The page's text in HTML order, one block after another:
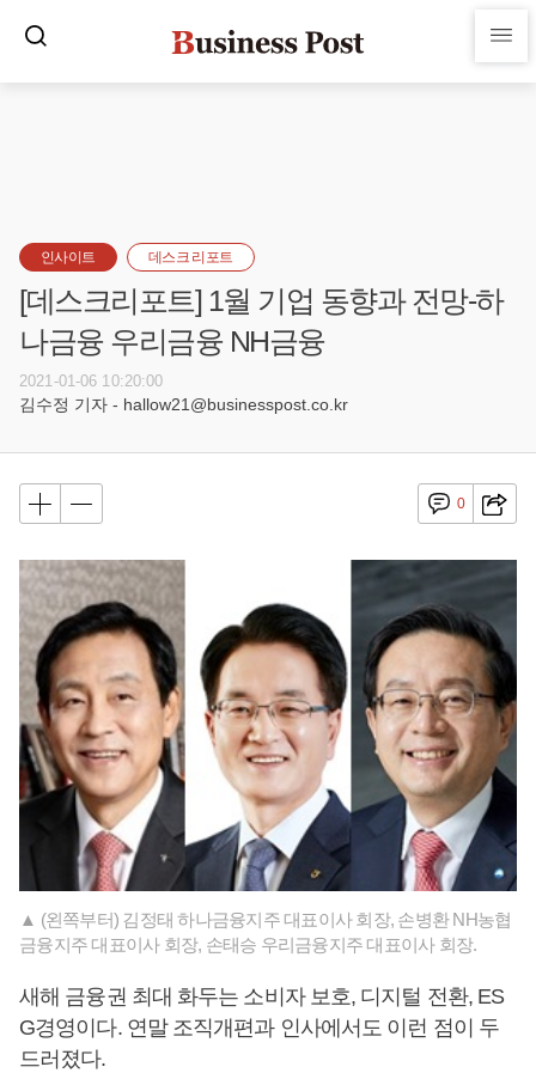
인사이트 데스크 리포트
[데스크리포트] 1월 기업 동향과 전망-하
나금융 우리금융 NH금융
2021-01-06 10:20:00
김수정 기자 - hallow21@businesspost.co.kr
0
▲ (왼쪽부터) 김정태 하나금융지주 대표이사 회장, 손병환 NH농협
금융지주 대표이사 회장, 손태승 우리금융지주 대표이사 회장.
새해 금융권 최대 화두는 소비자 보호, 디지털 전환, ES
G경영이다. 연말 조직개편과 인사에서도 이런 점이 두
드러졌다.